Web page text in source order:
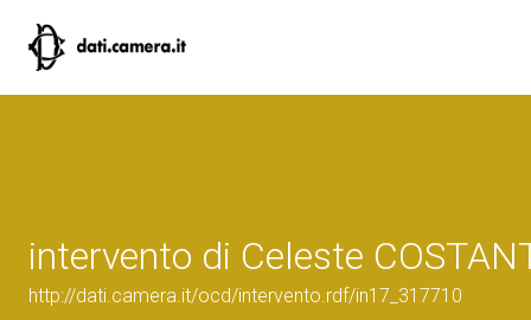
intervento di Celeste
http://dati.camera.it/ocd/intervento.rdf/in17_317710